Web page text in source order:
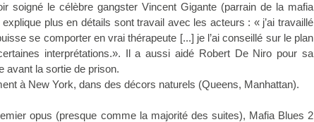
soigné le célèbre gangster Vincent Gigante (parrain de la mafia
plus en détails sont travail avec les acteurs : « j’ai travaillé
se comporter en vrai thérapeute [...] je l’ai conseillé sur le plan
interprétations.». Il a aussi aidé Robert De Niro pour sa
avant la sortie de prison.
à New York, dans des décors naturels (Queens, Manhattan).
opus (presque comme la majorité des suites), Mafia Blues 2